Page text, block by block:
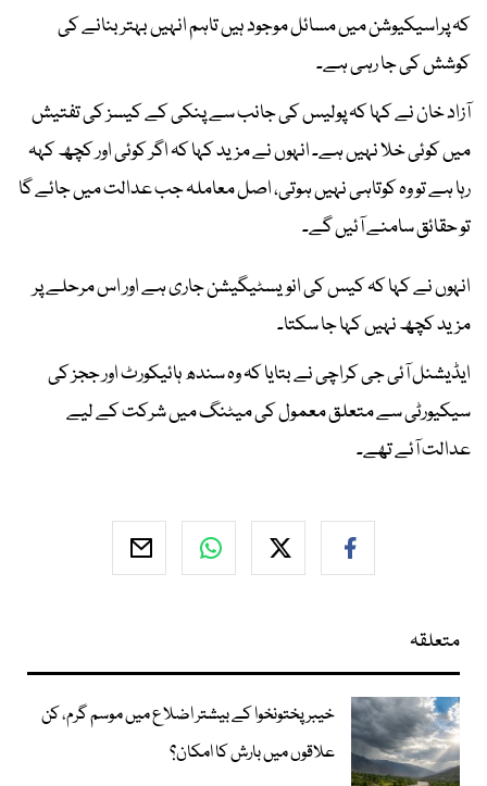
کہ پراسیکیوشن میں مسائل موجود ہیں تاہم انہیں بہتر بنانے کی
کوشش کی جا رہی ہے۔
آزاد خان نے کہا کہ پولیس کی جانب سے پنکی کے کیسز کی تفتیش
میں کوئی خلا نہیں ہے۔ انہوں نے مزید کہا کہ اگر کوئی اور کچھ کہہ
رہا ہے تو وہ کوتاہی نہیں ہوتی، اصل معاملہ جب عدالت میں جائے گا
تو حقائق سامنے آئیں گے۔
انہوں نے کہا کہ کیس کی انویسٹیگیشن جاری ہے اور اس مرحلے پر
مزید کچھ نہیں کہا جا سکتا۔
ایڈیشنل آئی جی کراچی نے بتایا کہ وہ سندھ ہائیکورٹ اور ججز کی
سیکیورٹی سے متعلق معمول کی میٹنگ میں شرکت کے لیے
عدالت آئے تھے۔
متعلقہ
خیبر پختونخوا کے بیشتر اضلاع میں موسم گرم، کن
علاقوں میں بارش کا امکان؟